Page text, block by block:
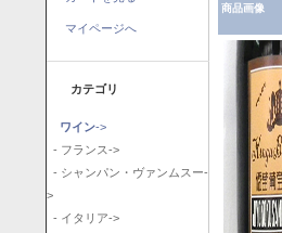
マイページへ
カテゴリ
ワイン->
- フランス->
- シャンパン・ヴァンムスー-
>
- イタリア->
商品画像